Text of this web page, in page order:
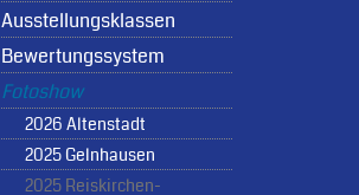
Ausstellungsklassen
Bewertungssystem
Fotoshow
2026 Altenstadt
2025 Gelnhausen
2025 Reiskirchen-